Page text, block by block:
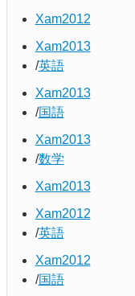
Xam2012
Xam2013
英語
Xam2013
国語
Xam2013
数学
Xam2013
Xam2012
英語
Xam2012
国語